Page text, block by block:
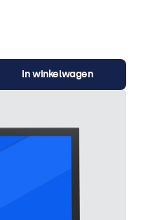
In winkelwagen